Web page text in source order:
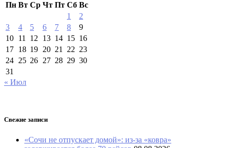
Пн Вт Ср Чт Пт Сб Вс
1
2
3
4 5 6 7 8
9
10 11 12 13 14 15 16
17 18 19 20 21 22 23
24 25 26 27 28 29 30
31
« Июл
Свежие записи
«Сочи не отпускает домой»: из-за «ковра»